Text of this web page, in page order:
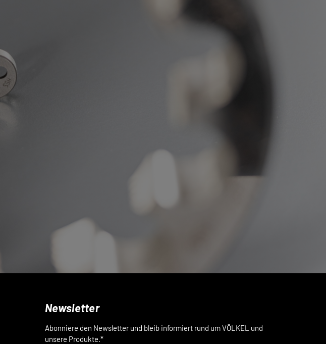
Newsletter
Abonniere den Newsletter und bleib informiert rund um VÖLKEL und
unsere Produkte.*